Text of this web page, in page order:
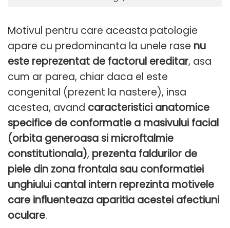
Motivul pentru care aceasta patologie
apare cu predominanta la unele rase nu
este reprezentat de factorul ereditar, asa
cum ar parea, chiar daca el este
congenital (prezent la nastere), insa
acestea, avand caracteristici anatomice
specifice de conformatie a masivului facial
(orbita generoasa si microftalmie
constitutionala), prezenta faldurilor de
piele din zona frontala sau conformatiei
unghiului cantal intern reprezinta motivele
care influenteaza aparitia acestei afectiuni
oculare.